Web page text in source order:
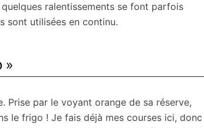
ralentissements se font parfois
sont utilisées en continu.
»
Prise par le voyant orange de sa réserve,
le frigo ! Je fais déjà mes courses ici, donc